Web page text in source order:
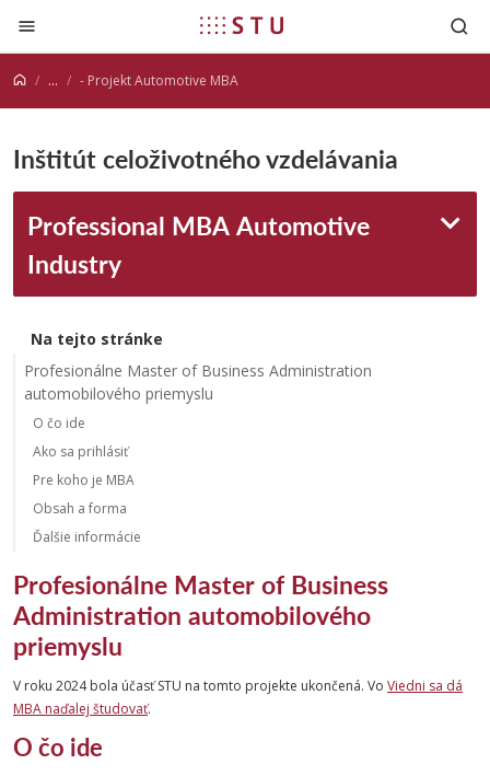
Prejsť na obsah
... - Projekt Automotive MBA
Inštitút celoživotného vzdelávania
Professional MBA Automotive
Industry
Na tejto stránke
Profesionálne Master of Business Administration
automobilového priemyslu
O čo ide
Ako sa prihlásiť
Pre koho je MBA
Obsah a forma
Ďalšie informácie
Profesionálne Master of Business
Administration automobilového
priemyslu
V roku 2024 bola účasť STU na tomto projekte ukončená. Vo Viedni sa dá
MBA naďalej študovať.
O čo ide